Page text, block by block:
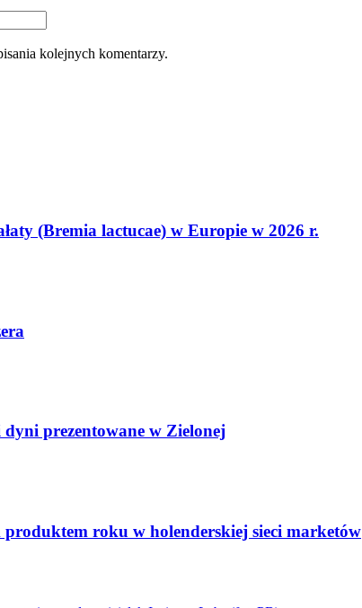
kolejnych komentarzy.
(Bremia lactucae) w Europie w 2026 r.
prezentowane w Zielonej
roku w holenderskiej sieci marketów